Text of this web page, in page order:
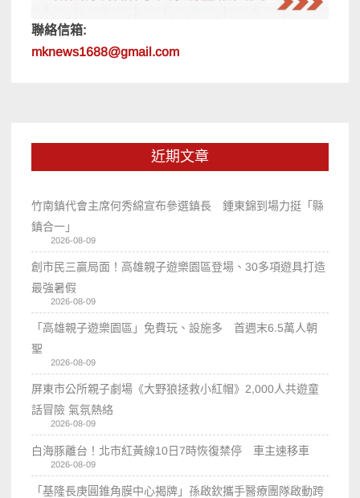
聯絡信箱:
mknews1688@gmail.com
近期文章
竹南鎮代會主席何秀綿宣布參選鎮長 鍾東錦到場力挺「縣
鎮合一」
2026-08-09
創市民三贏局面！高雄親子遊樂園區登場、30多項遊具打造
最強暑假
2026-08-09
「高雄親子遊樂園區」免費玩、設施多 首週末6.5萬人朝
聖
2026-08-09
屏東市公所親子劇場《大野狼拯救小紅帽》2,000人共遊童
話冒險 氣氛熱絡
2026-08-09
白海豚離台！北市紅黃線10日7時恢復禁停 車主速移車
2026-08-09
「基隆長庚圓錐角膜中心揭牌」孫啟欽攜手醫療團隊啟動跨